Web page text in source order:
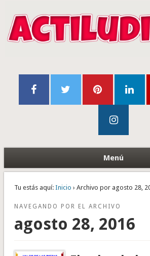
Menú
Tu estás aquí: Inicio › Archivo por agosto 28,
NAVEGANDO POR EL ARCHIVO
agosto 28, 2016